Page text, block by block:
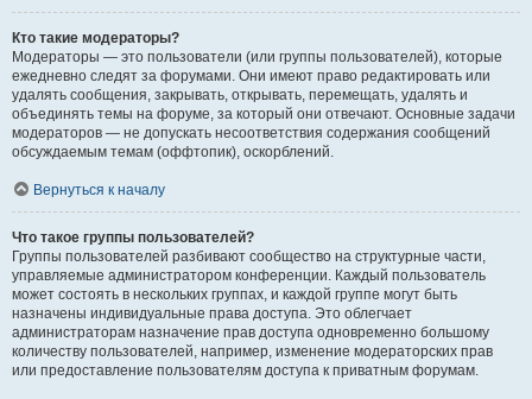
Кто такие модераторы?
Модераторы — это пользователи (или группы пользователей), которые
ежедневно следят за форумами. Они имеют право редактировать или
удалять сообщения, закрывать, открывать, перемещать, удалять и
объединять темы на форуме, за который они отвечают. Основные задачи
модераторов — не допускать несоответствия содержания сообщений
обсуждаемым темам (оффтопик), оскорблений.
Вернуться к началу
Что такое группы пользователей?
Группы пользователей разбивают сообщество на структурные части,
управляемые администратором конференции. Каждый пользователь
может состоять в нескольких группах, и каждой группе могут быть
назначены индивидуальные права доступа. Это облегчает
администраторам назначение прав доступа одновременно большому
количеству пользователей, например, изменение модераторских прав
или предоставление пользователям доступа к приватным форумам.